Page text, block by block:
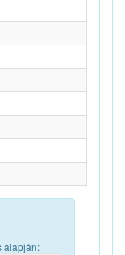
alapján: